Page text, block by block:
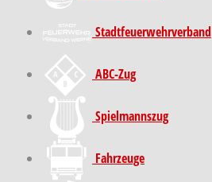
Stadt­feuer­wehr­verband
ABC-Zug
Spielmannszug
Fahrzeuge